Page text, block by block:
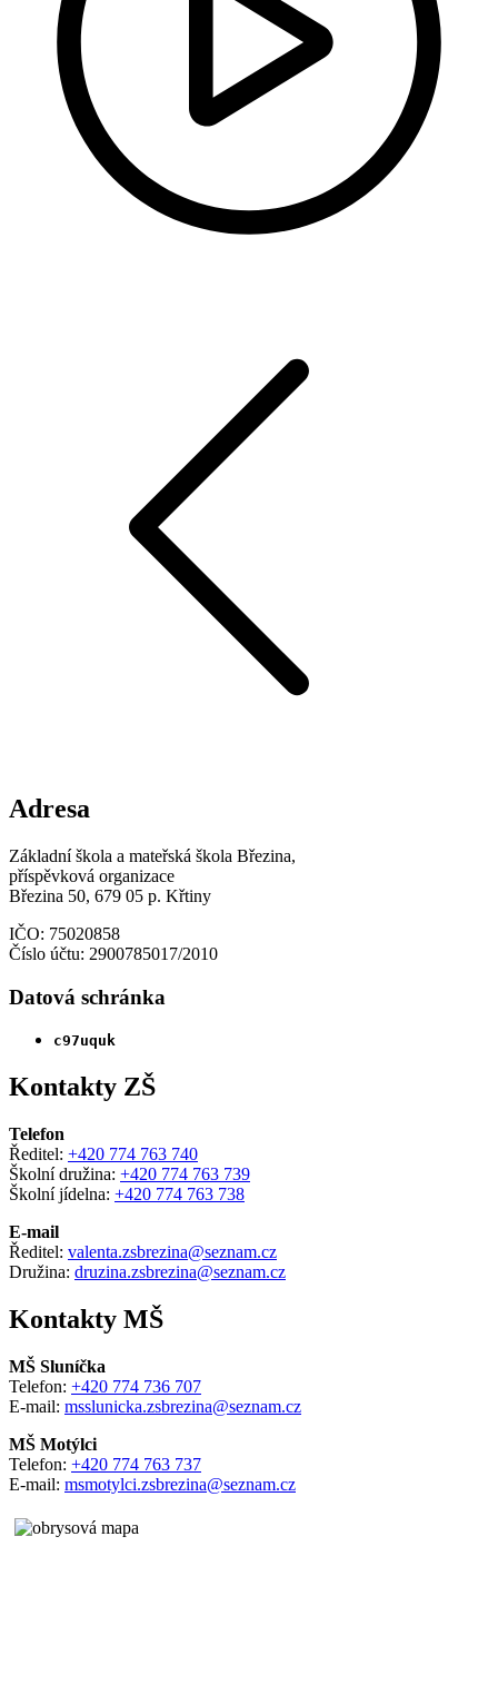
Adresa
Základní škola a mateřská škola Březina,
příspěvková organizace
Březina 50, 679 05 p. Křtiny
IČO: 75020858
Číslo účtu: 2900785017/2010
Datová schránka
c97uquk
Kontakty ZŠ
Telefon
Ředitel: +420 774 763 740
Školní družina: +420 774 763 739
Školní jídelna: +420 774 763 738
E-mail
Ředitel: valenta.zsbrezina@seznam.cz
Družina: druzina.zsbrezina@seznam.cz
Kontakty MŠ
MŠ Sluníčka
Telefon: +420 774 736 707
E-mail: msslunicka.zsbrezina@seznam.cz
MŠ Motýlci
Telefon: +420 774 763 737
E-mail: msmotylci.zsbrezina@seznam.cz